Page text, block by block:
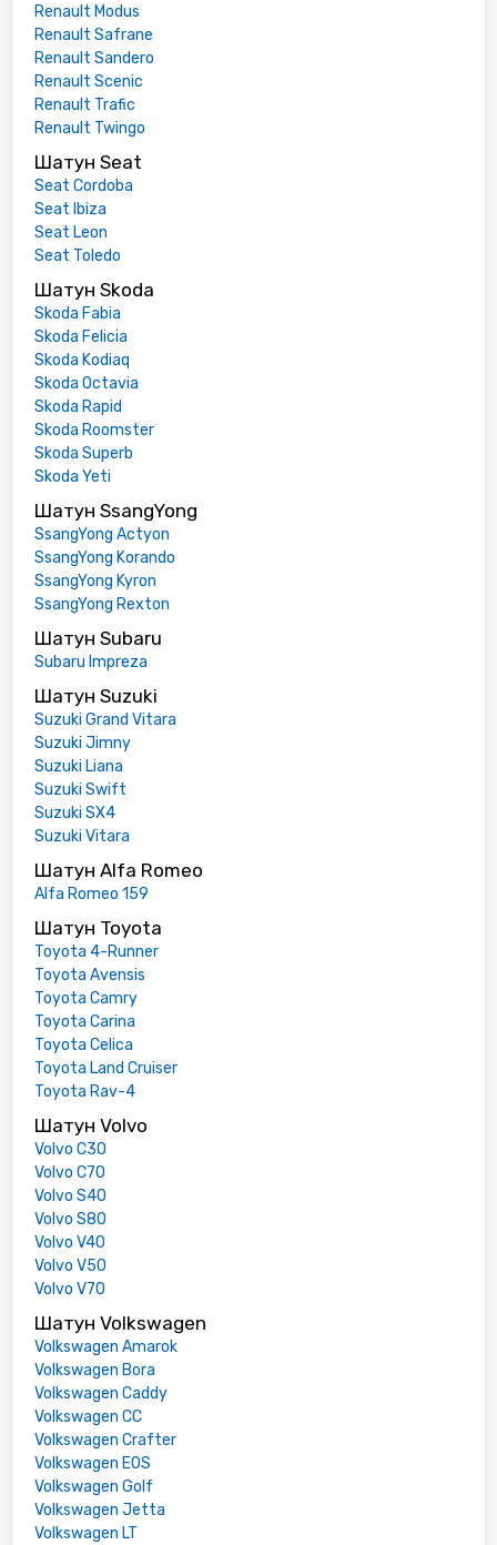
Renault Modus
Renault Safrane
Renault Sandero
Renault Scenic
Renault Trafic
Renault Twingo
Шатун Seat
Seat Cordoba
Seat Ibiza
Seat Leon
Seat Toledo
Шатун Skoda
Skoda Fabia
Skoda Felicia
Skoda Kodiaq
Skoda Octavia
Skoda Rapid
Skoda Roomster
Skoda Superb
Skoda Yeti
Шатун SsangYong
SsangYong Actyon
SsangYong Korando
SsangYong Kyron
SsangYong Rexton
Шатун Subaru
Subaru Impreza
Шатун Suzuki
Suzuki Grand Vitara
Suzuki Jimny
Suzuki Liana
Suzuki Swift
Suzuki SX4
Suzuki Vitara
Шатун Alfa Romeo
Alfa Romeo 159
Шатун Toyota
Toyota 4-Runner
Toyota Avensis
Toyota Camry
Toyota Carina
Toyota Celica
Toyota Land Cruiser
Toyota Rav-4
Шатун Volvo
Volvo C30
Volvo C70
Volvo S40
Volvo S80
Volvo V40
Volvo V50
Volvo V70
Шатун Volkswagen
Volkswagen Amarok
Volkswagen Bora
Volkswagen Caddy
Volkswagen CC
Volkswagen Crafter
Volkswagen EOS
Volkswagen Golf
Volkswagen Jetta
Volkswagen LT